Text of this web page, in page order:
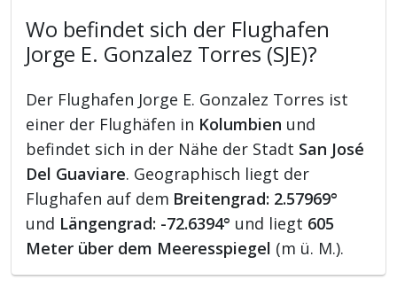
Wo befindet sich der Flughafen
Jorge E. Gonzalez Torres (SJE)?
Der Flughafen Jorge E. Gonzalez Torres ist
einer der Flughäfen in Kolumbien und
befindet sich in der Nähe der Stadt San José
Del Guaviare. Geographisch liegt der
Flughafen auf dem Breitengrad: 2.57969°
und Längengrad: -72.6394° und liegt 605
Meter über dem Meeresspiegel (m ü. M.).